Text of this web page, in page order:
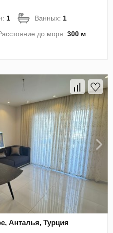
1 Ванных: 1
до моря:300 м
Анталья, Турция